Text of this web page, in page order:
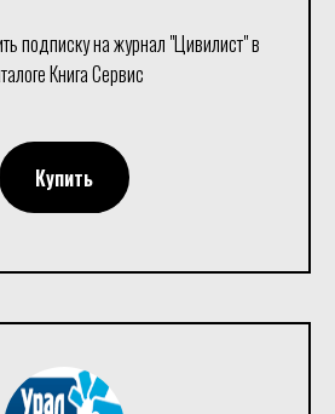
подписку на журнал "Цивилист" в
Книга Сервис
Купить